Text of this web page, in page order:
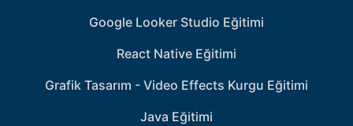
Google Looker Studio Eğitimi
React Native Eğitimi
Grafik Tasarım - Video Effects Kurgu Eğitimi
Java Eğitimi